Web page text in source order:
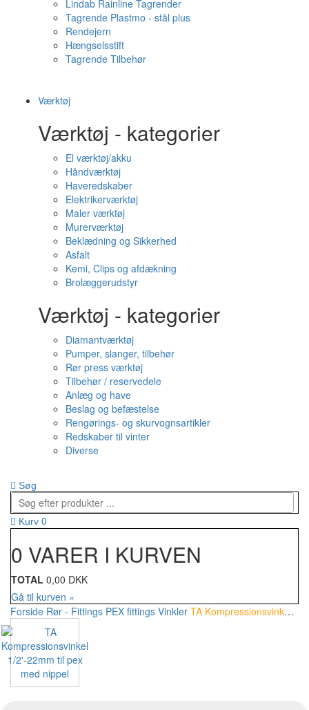
Lindab Rainline Tagrender
Tagrende Plastmo - stål plus
Rendejern
Hængselsstift
Tagrende Tilbehør
Værktøj
Værktøj - kategorier
El værktøj/akku
Håndværktøj
Haveredskaber
Elektrikerværktøj
Maler værktøj
Murerværktøj
Beklædning og Sikkerhed
Asfalt
Kemi, Clips og afdækning
Brolæggerudstyr
Værktøj - kategorier
Diamantværktøj
Pumper, slanger, tilbehør
Rør press værktøj
Tilbehør / reservedele
Anlæg og have
Beslag og befæstelse
Rengørings- og skurvognsartikler
Redskaber til vinter
Diverse
Søg
Kurv 0
0 VARER I KURVEN
TOTAL 0,00 DKK
Gå til kurven »
Forside Rør - Fittings PEX fittings Vinkler TA Kompressionsvinkel 1/2'-22mm til pex med nippel